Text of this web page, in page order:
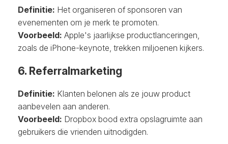
Definitie: Het organiseren of sponsoren van
evenementen om je merk te promoten.
Voorbeeld: Apple's jaarlijkse productlanceringen,
zoals de iPhone-keynote, trekken miljoenen kijkers.
6. Referralmarketing
Definitie: Klanten belonen als ze jouw product
aanbevelen aan anderen.
Voorbeeld: Dropbox bood extra opslagruimte aan
gebruikers die vrienden uitnodigden.